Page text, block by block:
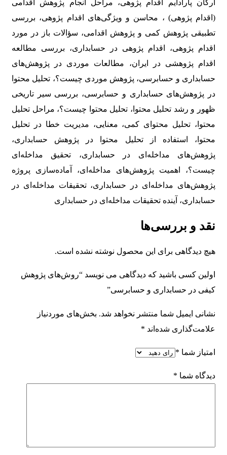
ارکان پارادایم اقدام پژوهی، مراحل انجام پژوهش اقدامی
(اقدام پژوهی) ، محاسن و ویژگی‌های اقدام پژوهی، بررسی
تطبیقی پژوهش کمی و پژوهش اقدامی، سؤالات باز در مورد
اقدام پژوهی، اقدام پژوهی در حسابداری، بررسی مطالعه
اقدام پژوهشی در ایران، مطالعات موردی در پژوهش‌های
حسابداری و حسابرسی، پژوهش موردی چیست؟، تحلیل محتوا
در پژوهش‌های حسابداری و حسابرسی، بررسی سیر تاریخی
ظهور و رشد تحلیل محتوا، تحلیل محتوا چیست؟، مراحل تحلیل
محتوا، تحلیل محتوای کمی، معنایی، مدیریت خطا در تحلیل
محتوا، استفاده از تحلیل محتوا در پژوهش حسابداری،
پژوهش‌های مداخله‌ای در حسابداری، تحقیق مداخله‌ای
چیست؟، اهمیت پژوهش‌های مداخله‌ای، آماده‌سازی پروژه
پژوهش‌های مداخله‌ای در حسابداری، تحقیقات مداخله‌ای در
حسابداری، آینده تحقیقات مداخله‌ای در حسابداری
نقد و بررسی‌ها
هیچ دیدگاهی برای این محصول نوشته نشده است.
اولین کسی باشید که دیدگاهی می نویسد “روش‌های پژوهش
کیفی در حسابداری و حسابرسی”
نشانی ایمیل شما منتشر نخواهد شد. بخش‌های موردنیاز
علامت‌گذاری شده‌اند *
امتیاز شما *
دیدگاه شما *